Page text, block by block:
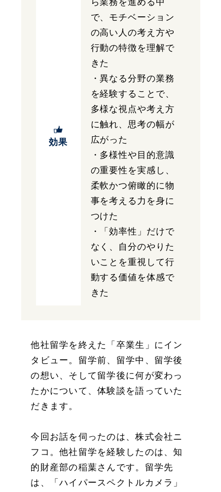
効果
で、モチベーション
の高い人の考え方や
行動の特徴を理解で
きた
・異なる分野の業務
を経験することで、
多様な視点や考え方
に触れ、思考の幅が
広がった
・多様性や目的意識
の重要性を実感し、
柔軟かつ俯瞰的に物
事を考える力を身に
つけた
・「効率性」だけで
なく、自分のやりた
いことを重視して行
動する価値を体感で
きた
他社留学を終えた「卒業生」にイン
タビュー。留学前、留学中、留学後
の想い、そして留学後に何が変わっ
たかについて、体験談を語っていた
だきます。
今回お話を伺ったのは、株式会社ニ
フコ。他社留学を経験したのは、知
的財産部の稲葉さんです。留学先
は、「ハイパースペクトルカメラ」